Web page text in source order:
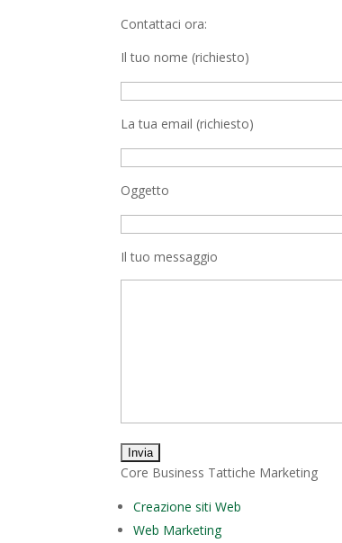
Contattaci ora:
Il tuo nome (richiesto)
La tua email (richiesto)
Oggetto
Il tuo messaggio
Core Business Tattiche Marketing
Creazione siti Web
Web Marketing